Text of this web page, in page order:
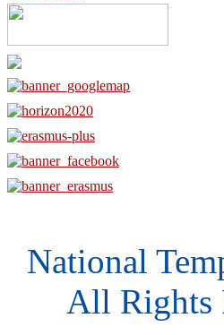
National
All Rights